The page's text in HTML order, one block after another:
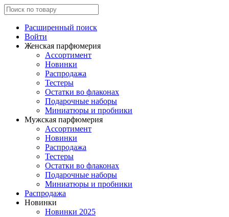
Расширенный поиск
Войти
Женская парфюмерия
Ассортимент
Новинки
Распродажа
Тестеры
Остатки во флаконах
Подарочные наборы
Миниатюры и пробники
Мужская парфюмерия
Ассортимент
Новинки
Распродажа
Тестеры
Остатки во флаконах
Подарочные наборы
Миниатюры и пробники
Распродажа
Новинки
Новинки 2025